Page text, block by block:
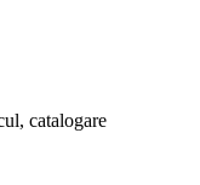
catalogare